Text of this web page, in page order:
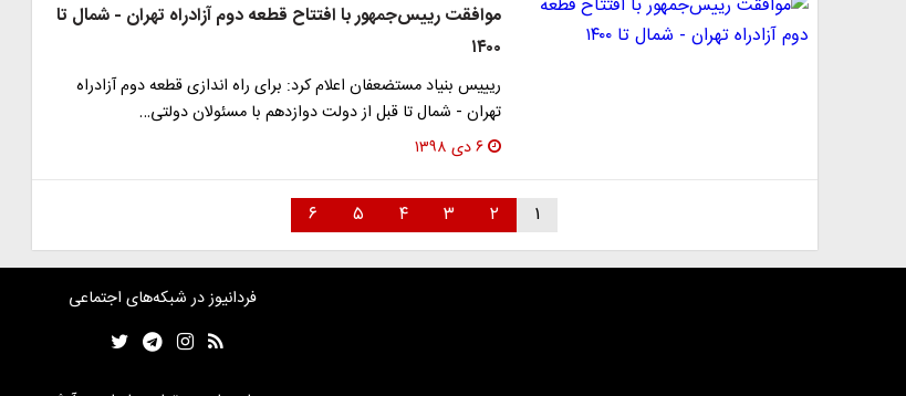
موافقت رییس‌جمهور با افتتاح قطعه دوم آزادراه تهران - شمال تا
۱۴۰۰
ریییس بنیاد مستضعفان اعلام کرد: برای راه اندازی قطعه دوم آزادراه
تهران - شمال تا قبل از دولت دوازدهم با مسئولان دولتی…
۶ دی ۱۳۹۸
۱ ۲ ۳ ۴ ۵ ۶
فردانیوز در شبکه‌های اجتماعی